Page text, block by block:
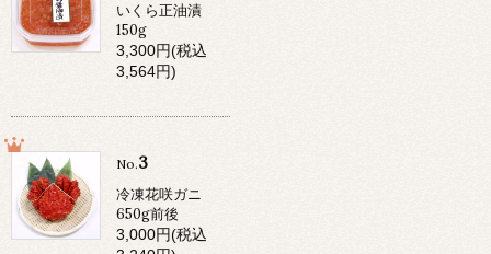
いくら正油漬
150g
3,300円(税込
3,564円)
No.3
冷凍花咲ガニ
650g前後
3,000円(税込